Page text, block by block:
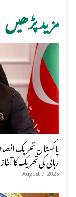
مزید پڑھیں
پاکستان تحریک
رہائی کی تحریک کا
August 7, 2026